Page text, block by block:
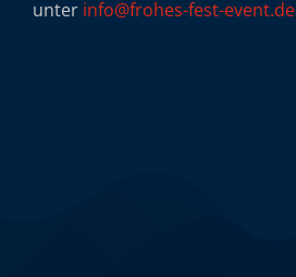
unter info@frohes-fest-event.de